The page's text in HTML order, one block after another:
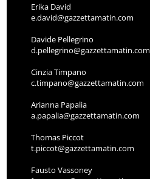
Erika David
e.david@gazzettamatin.com
Davide Pellegrino
d.pellegrino@gazzettamatin.com
Cinzia Timpano
c.timpano@gazzettamatin.com
Arianna Papalia
a.papalia@gazzettamatin.com
Thomas Piccot
t.piccot@gazzettamatin.com
Fausto Vassoney